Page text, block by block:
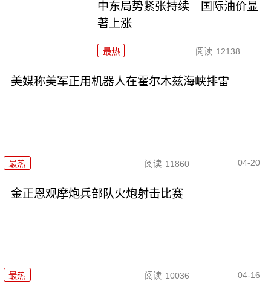
中东局势紧张持续 国际油价显
著上涨
最热 阅读 12138
美媒称美军正用机器人在霍尔木兹海峡排雷
最热 阅读 11860 04-20
金正恩观摩炮兵部队火炮射击比赛
最热 阅读 10036 04-16